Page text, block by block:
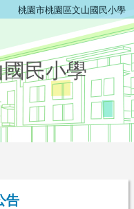
桃園市桃園區文山國民小學
民小學
告